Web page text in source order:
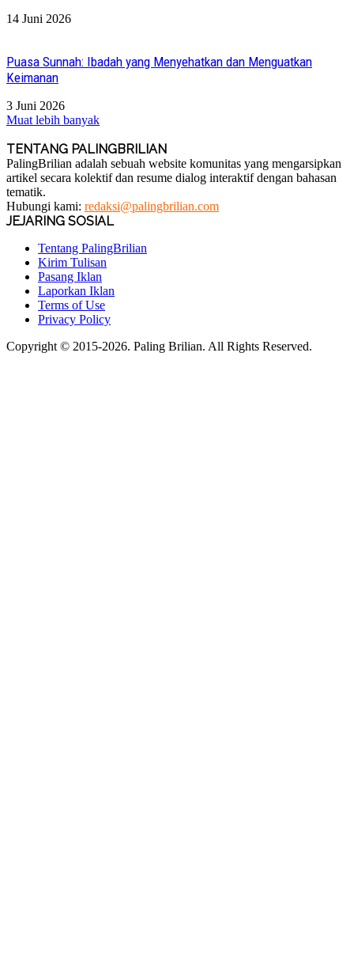
14 Juni 2026
Puasa Sunnah: Ibadah yang Menyehatkan dan Menguatkan
Keimanan
3 Juni 2026
Muat lebih banyak
TENTANG PALINGBRILIAN
PalingBrilian adalah sebuah website komunitas yang mengarsipkan
artikel secara kolektif dan resume dialog interaktif dengan bahasan
tematik.
Hubungi kami: redaksi@palingbrilian.com
JEJARING SOSIAL
Tentang PalingBrilian
Kirim Tulisan
Pasang Iklan
Laporkan Iklan
Terms of Use
Privacy Policy
Copyright © 2015-2026. Paling Brilian. All Rights Reserved.